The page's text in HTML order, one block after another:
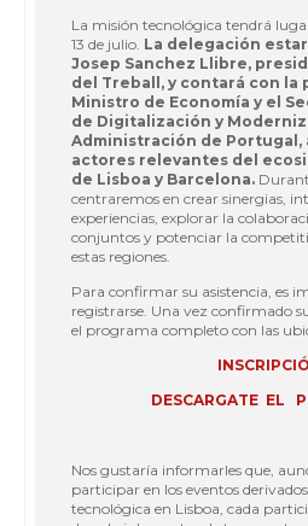
La misión tecnológica tendrá
13 de julio. La delegación
Josep Sanchez Llibre,
del Treball, y contará con la
Ministro de Economía y el
de Digitalización y
Administración de Portugal,
actores relevantes del
de Lisboa y Barcelona.
centraremos en crear sinergias,
experiencias, explorar la
conjuntos y potenciar la
estas regiones.
Para confirmar su asistencia, es
registrarse. Una vez confirmado
el programa completo con las
DESCARGATE EL
Nos gustaría informarles que,
participar en los eventos
tecnológica en Lisboa, cada